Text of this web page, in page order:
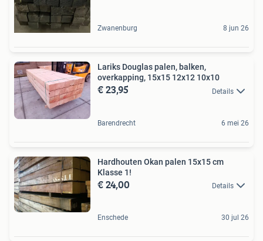
Zwanenburg 8 jun 26
Lariks Douglas palen, balken,
overkapping, 15x15 12x12 10x10
€ 23,95 Details
Barendrecht 6 mei 26
Hardhouten Okan palen 15x15 cm
Klasse 1!
€ 24,00 Details
Enschede 30 jul 26